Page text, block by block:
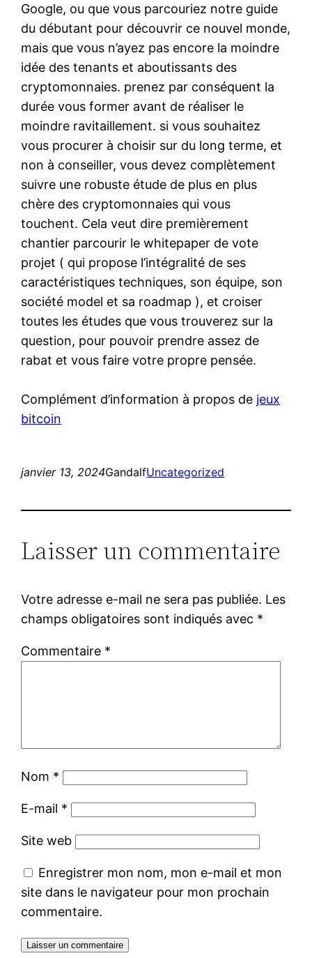
Google, ou que vous parcouriez notre guide
du débutant pour découvrir ce nouvel monde,
mais que vous n’ayez pas encore la moindre
idée des tenants et aboutissants des
cryptomonnaies. prenez par conséquent la
durée vous former avant de réaliser le
moindre ravitaillement. si vous souhaitez
vous procurer à choisir sur du long terme, et
non à conseiller, vous devez complètement
suivre une robuste étude de plus en plus
chère des cryptomonnaies qui vous
touchent. Cela veut dire premièrement
chantier parcourir le whitepaper de vote
projet ( qui propose l’intégralité de ses
caractéristiques techniques, son équipe, son
société model et sa roadmap ), et croiser
toutes les études que vous trouverez sur la
question, pour pouvoir prendre assez de
rabat et vous faire votre propre pensée.
Complément d’information à propos de jeux
bitcoin
janvier 13, 2024GandalfUncategorized
Laisser un commentaire
Votre adresse e-mail ne sera pas publiée. Les
champs obligatoires sont indiqués avec *
Commentaire *
Nom *
E-mail *
Site web
Enregistrer mon nom, mon e-mail et mon
site dans le navigateur pour mon prochain
commentaire.